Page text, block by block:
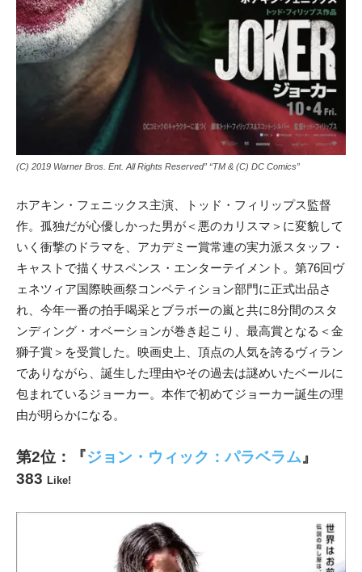
(C) 2019 Warner Bros. Ent. All Rights Reserved” “TM & (C) DC Comics”
ホアキン・フェニックス主演、トッド・フィリップス監督
作。孤独だが心優しかった男が＜悪のカリスマ＞に変貌して
いく衝撃のドラマを、アカデミー賞常連の実力派スタッフ・
キャストで描くサスペンス・エンターテイメント。第76回ヴ
ェネツィア国際映画祭コンペティション部門に正式出品さ
れ、今年一番の拍手喝采とブラボーの嵐と共に8分間のスタ
ンディング・オベーションが巻き起こり、最高賞となる＜金
獅子賞＞を受賞した。映画史上、頂点の人気を誇るヴィラン
でありながら、誕生した理由やその過去は謎めいたベールに
包まれているジョーカー。本作で初めてジョーカー誕生の理
由が明らかになる。
第2位：『ジョン・ウィック：パラベラム』
383 Like!